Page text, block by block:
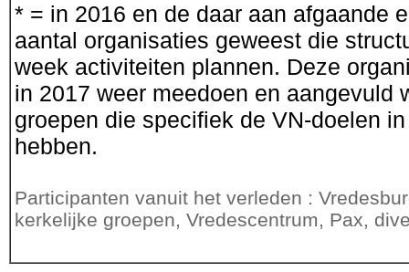
* = in 2016 en de daar aan afgaande
aantal organisaties geweest die
week activiteiten plannen. Deze
in 2017 weer meedoen en aangevuld
groepen die specifiek de VN-doelen
hebben.
Participanten vanuit het verleden :
kerkelijke groepen, Vredescentrum, Pax,